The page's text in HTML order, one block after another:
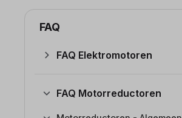
FAQ
FAQ Elektromotoren
FAQ Motorreductoren